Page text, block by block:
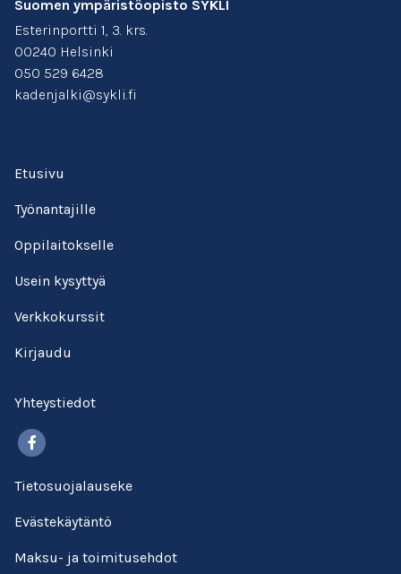
Suomen ympäristöopisto SYKLI
Esterinportti 1, 3. krs.
00240 Helsinki
050 529 6428
kadenjalki@sykli.fi
Etusivu
Työnantajille
Oppilaitokselle
Usein kysyttyä
Verkkokurssit
Kirjaudu
Yhteystiedot
Tietosuojalauseke
Evästekäytäntö
Maksu- ja toimitusehdot